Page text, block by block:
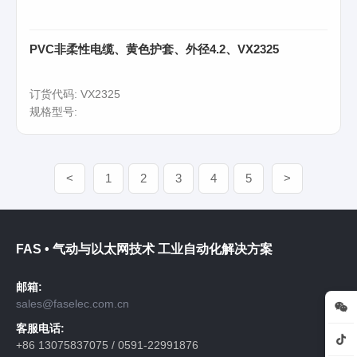
PVC非柔性电缆、黄色护套、外径4.2、VX2325
订货代码: VX2325
规格型号:
< 1 2 3 4 5 >
FAS • 气动与以太网技术 工业自动化解决方案
邮箱:
sales@faselec.com.cn
客服电话:
+86 13075837075 / 0591-22991876